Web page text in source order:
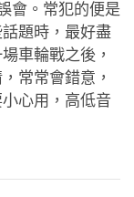
會。常犯的便是
題時，最好盡
車輪戰之後，
常常會錯意，
心用，高低音